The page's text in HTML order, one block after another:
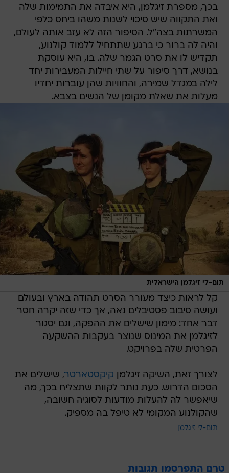
בכך, מספרת זיגלמן, היא איבדה את התמימות שלה
ואת התקווה שיש סיכוי לשנות משהו ביחס כלפי
המשרתות בצה"ל. הסיפור הזה לא עזב אותה לעולם,
והיה לה ברור כי ברגע שתתחיל ללמוד קולנוע,
תקדיש לו את סרט הגמר שלה. בו, היא עוסקת
בנושא, דרך סיפור על שתי חיילות המעבירות יחד
לילה במגדל שמירה, והחוויות שהן עוברות יחדיו
מעלות את שאלת מקומן של הנשים בצבא.
תום-לי זיגלמן הישראלית
קל לראות כיצד מעורר הסרט תהודה בארץ ובעולם
ועושה סיבוב פסטיבלים נאה, אך כדי שזה יקרה חסר
דבר אחד: מימון שישלים את ההפקה, וגם יסגור
לזיגלמן את המינוס שנוצר בעקבות ההשקעה
הפרטית שלה בפרויקט.
לצורך זאת, השיקה זיגלמן קיקסטארטר, שישלים את
הסכום הדרוש. כעת נותר לקוות שתצליח בכך, מה
שיאפשר לה להעלות מודעות לסוגיה חשובה,
שהקולנוע המקומי לא טיפל בה מספיק.
תום-לי זיגלמן
טרם התפרסמו תגובות